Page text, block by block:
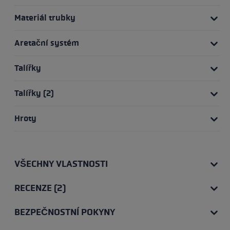
Materiál trubky
Aretační systém
Talířky
Talířky (2)
Hroty
VŠECHNY VLASTNOSTI
RECENZE (2)
BEZPEČNOSTNÍ POKYNY